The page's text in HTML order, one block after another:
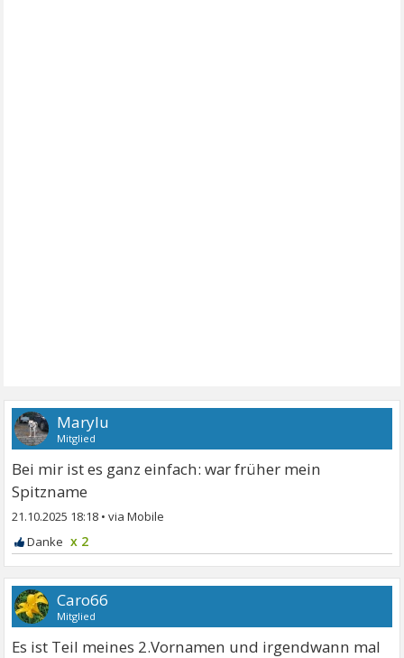
Marylu
Mitglied
Bei mir ist es ganz einfach: war früher mein
Spitzname
21.10.2025 18:18 •
x 2
Caro66
Mitglied
Es ist Teil meines 2.Vornamen und irgendwann mal